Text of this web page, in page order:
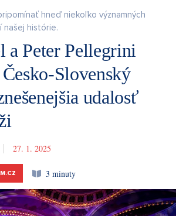
hneď niekoľko významných
našej histórie.
a Peter Pellegrini
Slovenský
udalosť
27. 1. 2025
3 minuty